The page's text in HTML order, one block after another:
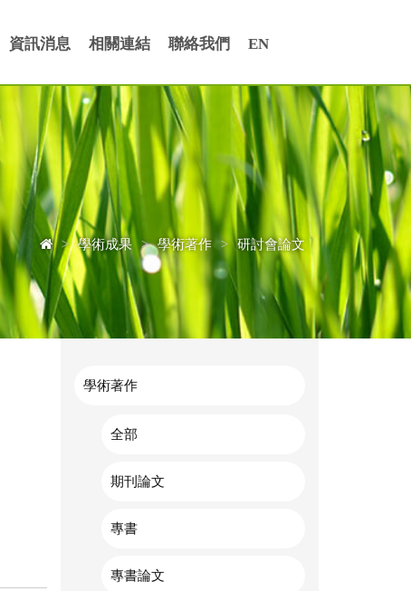
資訊消息 相關連結 聯絡我們 EN
> 學術成果 > 學術著作 > 研討會論文
學術著作
全部
期刊論文
專書
專書論文